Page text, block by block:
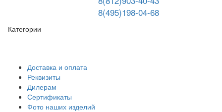
8(495)198-04-68
Категории
Доставка и оплата
Реквизиты
Дилерам
Сертификаты
Фото наших изделий